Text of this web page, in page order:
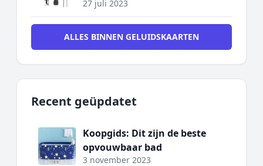
27 juli 2023
ALLES BINNEN GELUIDSKAARTEN
Recent geüpdatet
Koopgids: Dit zijn de beste
opvouwbaar bad
3 november 2023